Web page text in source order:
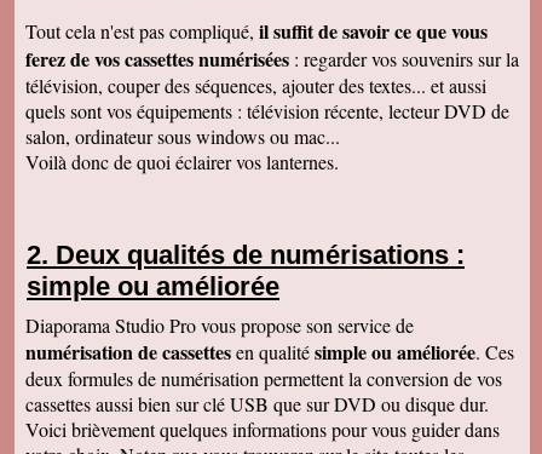
Bonjour, super ! Suite au super résultat de la
première cassette, mes grands-parents ont
décidé de toutes les faire pour pouvoir voir a
nouveau ces souvenirs sur la télé :)
Cordialement
Cécile M
Bonjour. Je viens de recevoir le colis et je suis
en train de regarder les films sur mon ordinateur.
Amandine L
Bonjour nous avons bien reçus les cassettes et
les vidéos sont supers ! Merci beaucoup
Cordialement,
Jean-Marie B
Colis bien reçu ça marche en direct sur la TV.
Merci beaucoup. Des amis vont vous contacter
de ma part. Bonne continuation
Alain L
Tout cela n'est pas compliqué, il suffit de savoir ce que vous
ferez de vos cassettes numérisées : regarder vos souvenirs sur la
télévision, couper des séquences, ajouter des textes... et aussi
quels sont vos équipements : télévision récente, lecteur DVD de
salon, ordinateur sous windows ou mac...
Voilà donc de quoi éclairer vos lanternes.
Deux qualités de numérisations :
simple ou améliorée
Diaporama Studio Pro vous propose son service de
numérisation de cassettesen qualitésimple ou améliorée. Ces
deux formules de numérisation permettent la conversion de vos
cassettes aussi bien sur clé USB que sur DVD ou disque dur.
Voici brièvement quelques informations pour vous guider dans